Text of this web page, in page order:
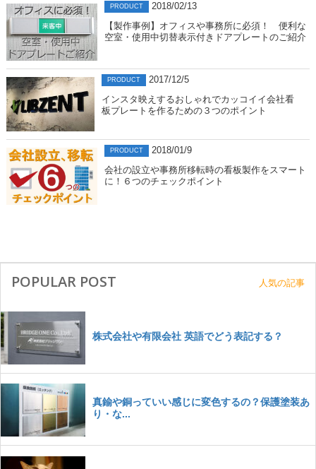
PRODUCT
2018/02/13
【製作事例】オフィスや事務所に必須！ 便利な
空室・使用中切替表示付きドアプレートのご紹介
PRODUCT
2017/12/5
インスタ映えするおしゃれでカッコイイ会社看
板プレートを作るための３つのポイント
PRODUCT
2018/01/9
会社の設立や事務所移転時の看板製作をスマート
に！６つのチェックポイント
POPULAR POST 人気の記事